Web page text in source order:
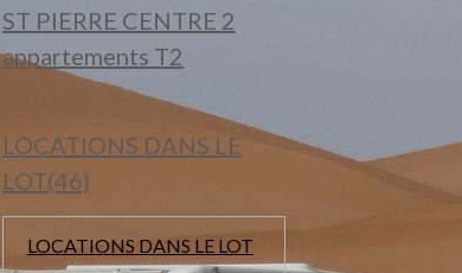
ST PIERRE CENTRE 2
appartements T2
LOCATIONS DANS LE
LOT(46)
LOCATIONS DANS LE LOT